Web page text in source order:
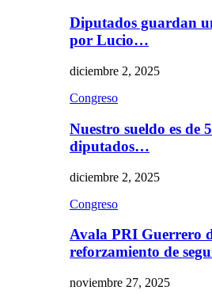
Diputados guardan
por Lucio…
diciembre 2, 2025
Congreso
Nuestro sueldo es de
diputados…
diciembre 2, 2025
Congreso
Avala PRI Guerrero
reforzamiento de
noviembre 27, 2025